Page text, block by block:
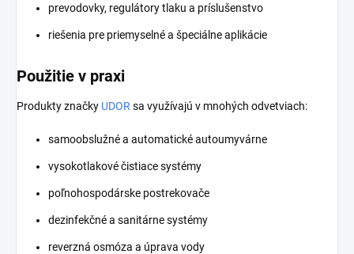
prevodovky, regulátory tlaku a príslušenstvo
riešenia pre priemyselné a špeciálne aplikácie
Použitie v praxi
Produkty značky UDOR sa využívajú v mnohých odvetviach:
samoobslužné a automatické autoumyvárne
vysokotlakové čistiace systémy
poľnohospodárske postrekovače
dezinfekčné a sanitárne systémy
reverzná osmóza a úprava vody